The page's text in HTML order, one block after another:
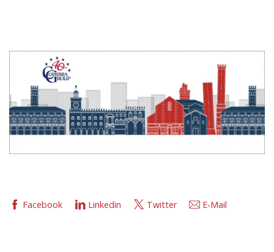
Facebook Linkedin Twitter E-Mail